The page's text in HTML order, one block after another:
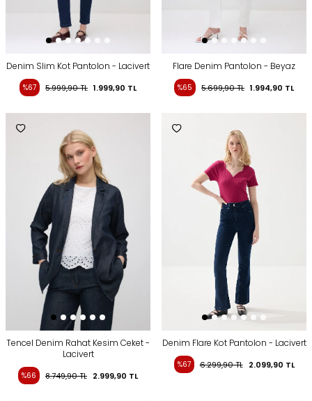
Denim Slim Kot Pantolon - Lacivert
%67 5.999,90TL 1.999,90 TL
Flare Denim Pantolon - Beyaz
%65 5.699,90TL 1.994,90 TL
Tencel Denim Rahat Kesim Ceket -
Lacivert
%66 8.749,90TL 2.999,90 TL
Denim Flare Kot Pantolon - Lacivert
%67 6.299,90TL 2.099,90 TL